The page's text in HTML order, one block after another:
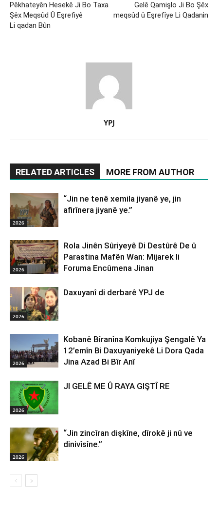
Pêkhateyên Hesekê Ji Bo Taxa
Şêx Meqsûd Û Eşrefiyê
Li qadan Bûn
Gelê Qamişlo Ji Bo Şêx
meqsûd û Eşrefîye Li Qadanin
YPJ
RELATED ARTICLES MORE FROM AUTHOR
2026
“Jin ne tenê xemila jiyanê ye, jin
afirînera jiyanê ye.”
2026
Rola Jinên Sûriyeyê Di Destûrê De û
Parastina Mafên Wan: Mijarek li
Foruma Encûmena Jinan
2026
Daxuyanî di derbarê YPJ de
2026
Kobanê Bîranîna Komkujiya Şengalê Ya
12’emîn Bi Daxuyaniyekê Li Dora Qada
Jina Azad Bi Bîr Anî
2026
JI GELÊ ME Û RAYA GIŞTÎ RE
2026
“Jin zincîran dişkîne, dîrokê ji nû ve
dinivîsîne.”